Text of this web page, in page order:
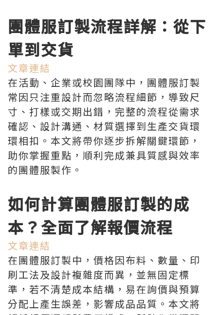
團體服訂製流程詳解：從下
單到交貨
文章連結
在活動、企業或校園團隊中，團體服訂製
常因只注重設計而忽略流程細節，導致尺
寸、打樣或交期出錯，完整的流程從需求
確認、設計溝通、材質選擇到生產交貨環
環相扣。本文將帶你逐步拆解關鍵環節，
助你掌握重點，順利完成兼具質感與效率
的團體服製作。
如何計算團體服訂製的成
本？全面了解報價流程
文章連結
在團體服訂製中，價格因布料、數量、印
刷工法及設計複雜度而異，並無固定標
準，若不清楚成本結構，易在詢價與預算
分配上產生誤差，影響成品品質。本文將